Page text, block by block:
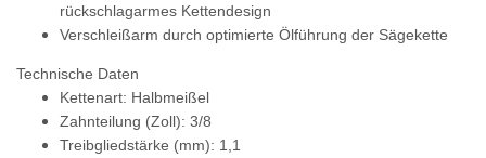
rückschlagarmes Kettendesign
Verschleißarm durch optimierte Ölführung der Sägekette
Technische Daten
Kettenart: Halbmeißel
Zahnteilung (Zoll): 3/8
Treibgliedstärke (mm): 1,1